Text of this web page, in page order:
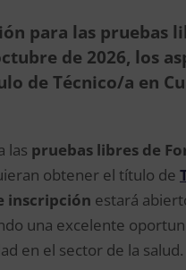
para las pruebas
de 2026, los
de Técnico/a en
las pruebas libres de
obtener el título de
inscripción estará
una excelente
en el sector de la salud.